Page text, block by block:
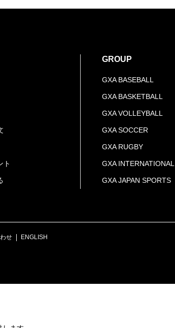
ト
GROUP
GXA BASEBALL
GXA BASKETBALL
GXA VOLLEYBALL
GXA SOCCER
GXA RUGBY
GXA INTERNATIONAL
GXA JAPAN SPORTS
せ ENGLISH